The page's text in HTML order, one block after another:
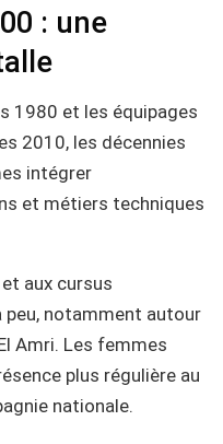
: une
1980 et les équipages
2010, les décennies
intégrer
et métiers techniques
aux cursus
peu, notamment autour
Amri. Les femmes
plus régulière au
nationale.